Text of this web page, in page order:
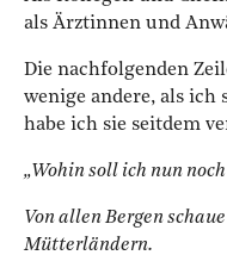
als Ärztinnen und
Die nachfolgenden
wenige andere, als ich
habe ich sie seitdem
„Wohin soll ich nun
Von allen Bergen
Mütterländern.